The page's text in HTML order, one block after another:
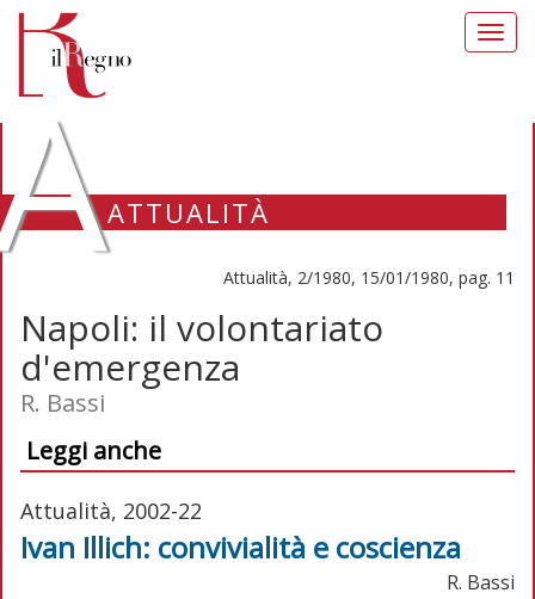
ATTUALITÀ
Attualità, 2/1980, 15/01/1980, pag. 11
Napoli: il volontariato
d'emergenza
R. Bassi
Leggi anche
Attualità, 2002-22
Ivan Illich: convivialità e coscienza
R. Bassi